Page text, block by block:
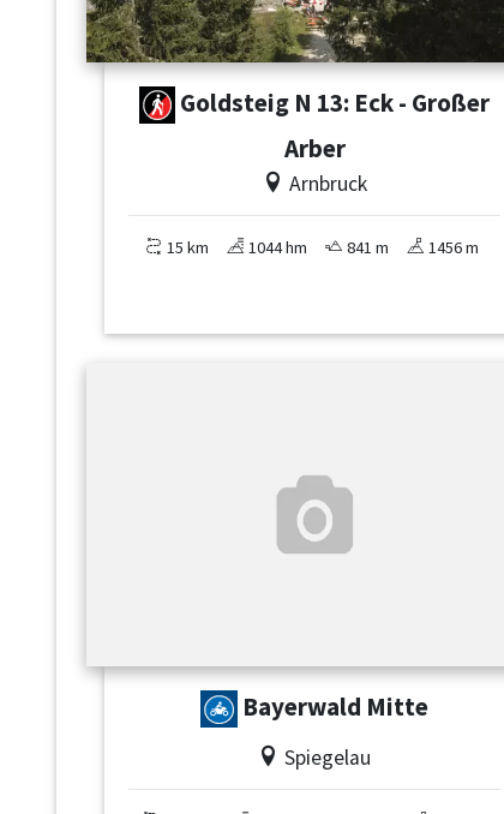
Goldsteig N 13: Eck - Großer
Arber
Arnbruck
15 km 1044 hm 841 m 1456 m
Bayerwald Mitte
Spiegelau